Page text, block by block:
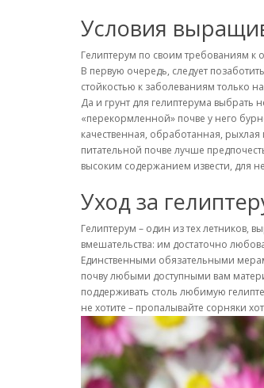
Условия
Гелиптерум по своим требованиям к
В первую очередь, следует
стойкостью к заболеваниям только
Да и грунт для гелиптерума выбрать
«перекормленной» почве у него
качественная, обработанная,
питательной почве лучше
высоким содержанием извести, для
Уход за
Гелиптерум – один из тех летников,
вмешательства: им достаточно
Единственными обязательными
почву любыми доступными вам
поддерживать столь любимую
не хотите – пропалывайте сорняки